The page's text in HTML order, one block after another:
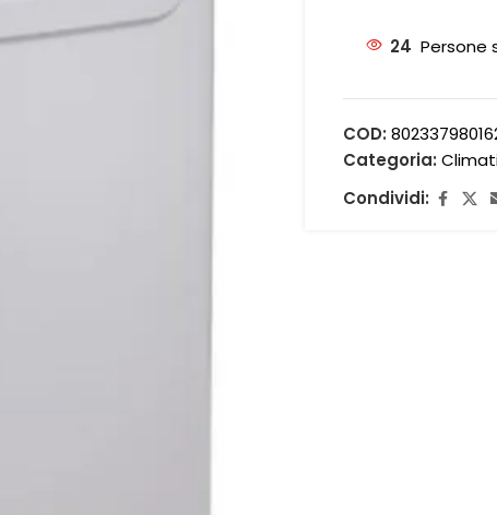
24 Persone
COD:
Categoria:
Condividi: